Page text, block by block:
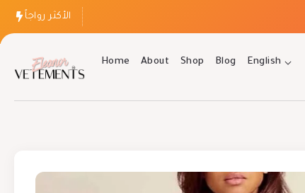
الأكثر رواجاً
Home About Shop Blog English